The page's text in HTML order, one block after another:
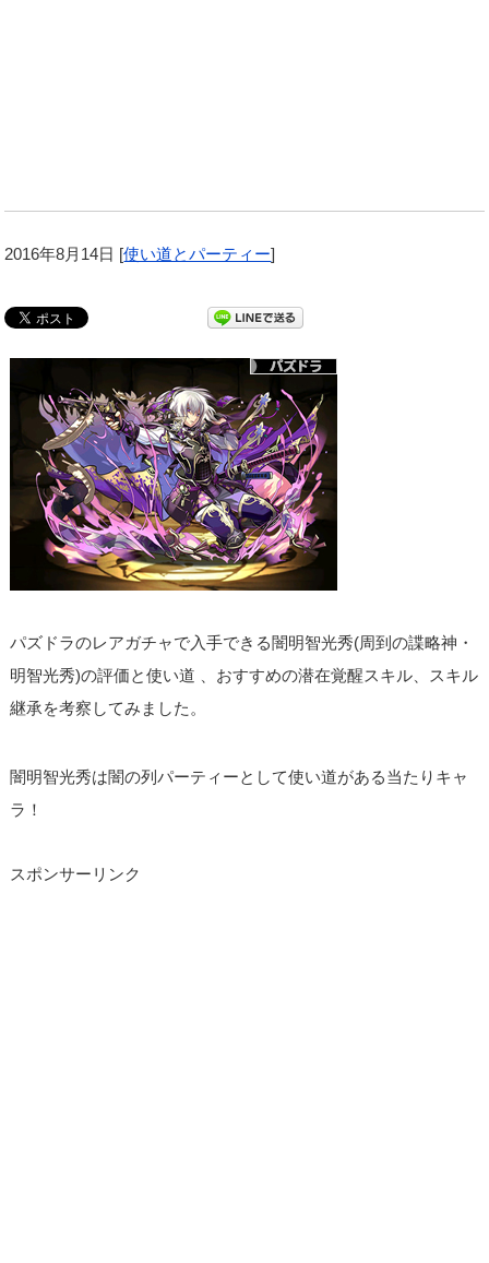
2016年8月14日 [使い道とパーティー]
パズドラのレアガチャで入手できる闇明智光秀(周到の諜略神・
明智光秀)の評価と使い道 、おすすめの潜在覚醒スキル、スキル
継承を考察してみました。
闇明智光秀は闇の列パーティーとして使い道がある当たりキャ
ラ！
スポンサーリンク